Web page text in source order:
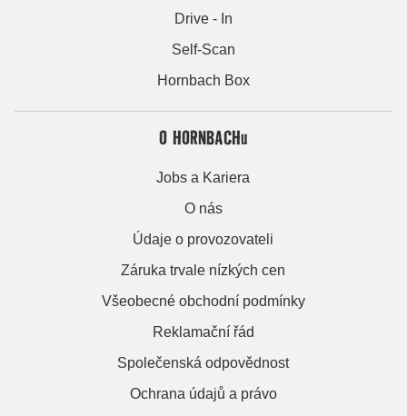
Drive - In
Self-Scan
Hornbach Box
O HORNBACHu
Jobs a Kariera
O nás
Údaje o provozovateli
Záruka trvale nízkých cen
Všeobecné obchodní podmínky
Reklamační řád
Společenská odpovědnost
Ochrana údajů a právo